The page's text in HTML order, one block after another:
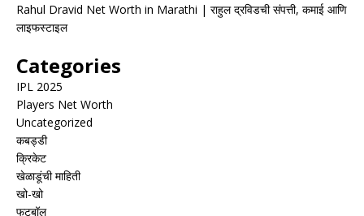
Rahul Dravid Net Worth in Marathi | राहुल द्रविडची संपत्ती, कमाई आणि
लाइफस्टाइल
Categories
IPL 2025
Players Net Worth
Uncategorized
कबड्डी
क्रिकेट
खेळाडूंची माहिती
खो-खो
फुटबॉल